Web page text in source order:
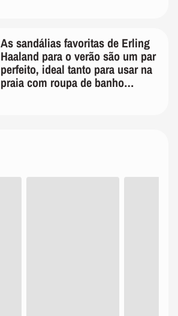
As sandálias favoritas de Erling
Haaland para o verão são um par
perfeito, ideal tanto para usar na
praia com roupa de banho